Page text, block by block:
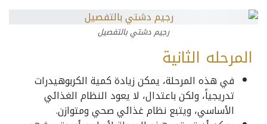
رجيم دشتي بالتفصيل
المرحله الثانية
في هذه المرحلة، يمكن زيادة كمية الكربوهيدرات
تدريجياً، ولكن باعتدال، لا يعود النظام الغذائي
الأساسي، ويتبع نظام غذائي صحي ومتوازن.